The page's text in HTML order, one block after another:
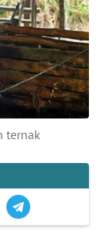
ternak